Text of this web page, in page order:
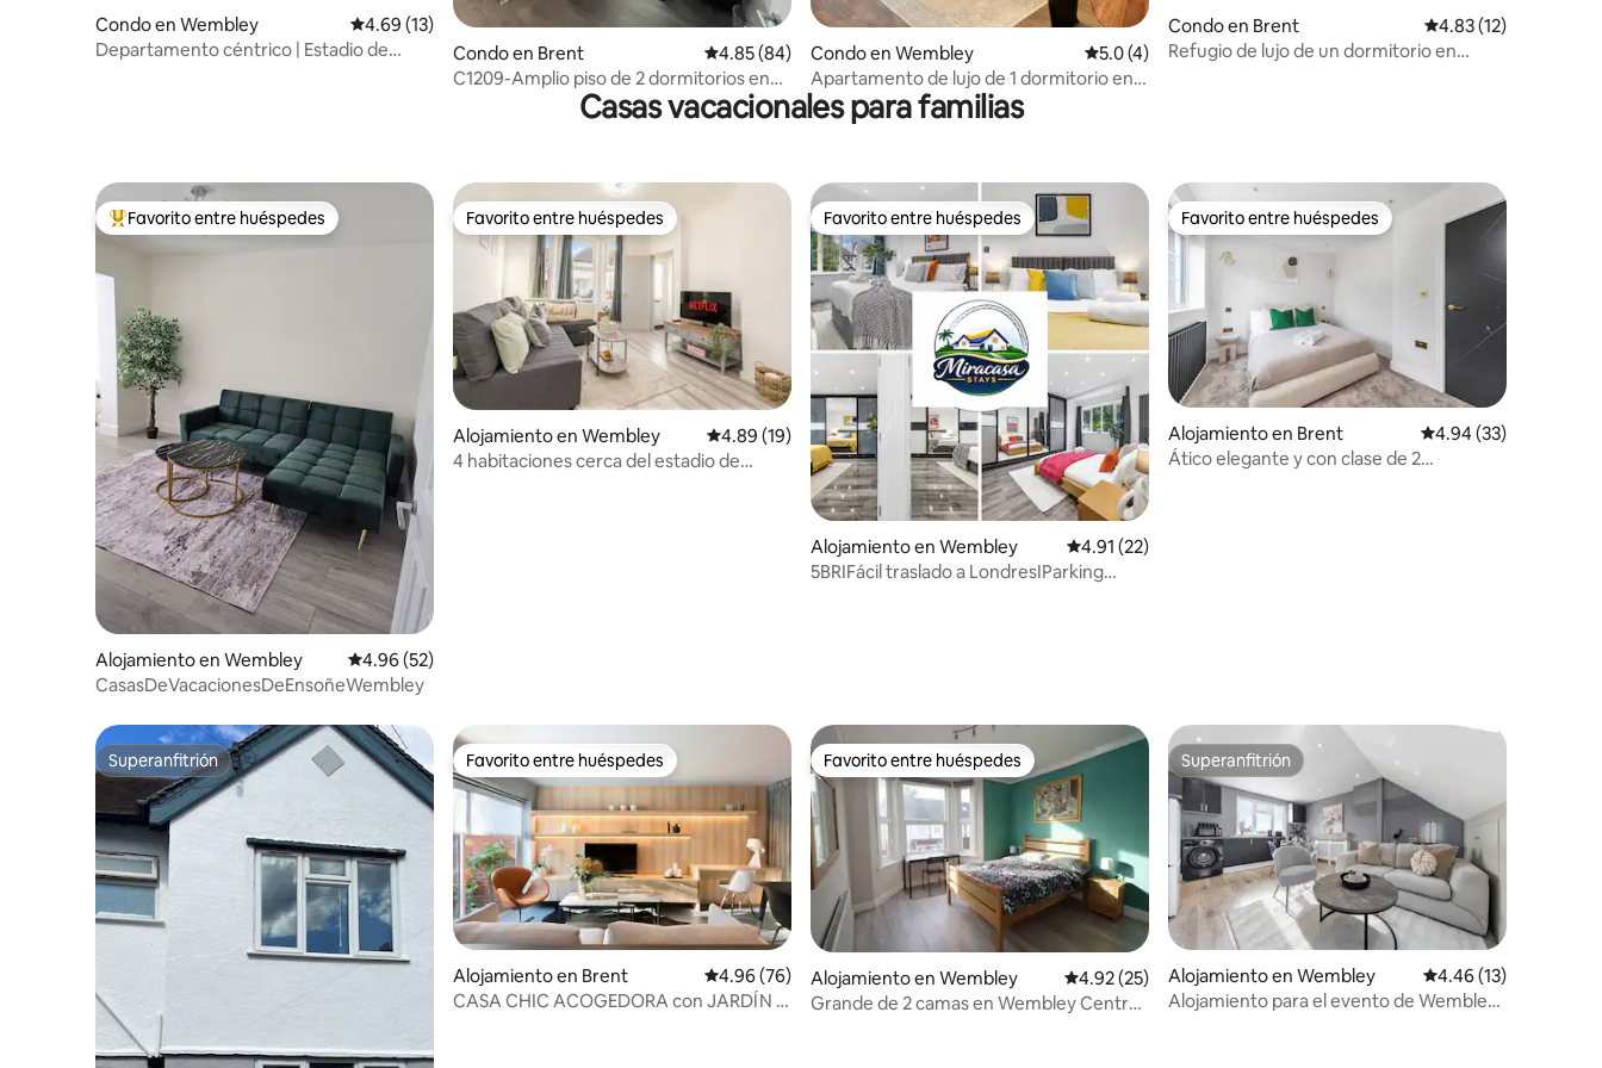
Condo en Wembley Calificación promedio: 4.69 de 5, 13 reseñas
4.69 (13)
Departamento céntrico | Estadio de
Condo en Brent Calificación promedio: 4.85 de 5, 84 reseñas
4.85 (84)
C1209-Amplio piso de 2 dormitorios en
Condo en Wembley Calificación promedio: 5.0 de 5, 4 reseñas
5.0 (4)
Apartamento de lujo de 1 dormitorio en
Wembley
Condo en Brent Calificación
4.83 (12)
Refugio de lujo de un dormitorio en
Casas vacacionales para familias
Favorito entre huéspedes preferido
Favorito entre huéspedes
Alojamiento en Wembley Calificación promedio: 4.96 de 5, 52 reseñas
4.96 (52)
CasasDeVacacionesDeEnsoñeWembley
Favorito entre huéspedes
Favorito entre huéspedes
Alojamiento en Wembley Calificación promedio: 4.89 de 5, 19 reseñas
4.89 (19)
4 habitaciones cerca del estadio de
Favorito entre huéspedes
Favorito entre huéspedes
Alojamiento en Wembley Calificación promedio: 4.91 de 5, 22 reseñas
4.91 (22)
5BRIFácil traslado a LondresIParking
Favorito entre huéspedes
Favorito entre huéspedes
Alojamiento en Brent Calificación
4.94 (33)
Ático elegante y con clase de 2
Superanfitrión
Superanfitrión Favorito entre huéspedes
Favorito entre huéspedes
Alojamiento en Brent Calificación promedio: 4.96 de 5, 76 reseñas
4.96 (76)
CASA CHIC ACOGEDORA con JARDÍN -
Favorito entre huéspedes
Favorito entre huéspedes
Alojamiento en Wembley Calificación promedio: 4.92 de 5, 25 reseñas
4.92 (25)
Grande de 2 camas en Wembley Central
Superanfitrión
Superanfitrión
Alojamiento en Wembley Calificación
4.46 (13)
Alojamiento para el evento de Wembley,